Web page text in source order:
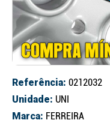
Referência: 0212032
Unidade: UNI
Marca: FERREIRA